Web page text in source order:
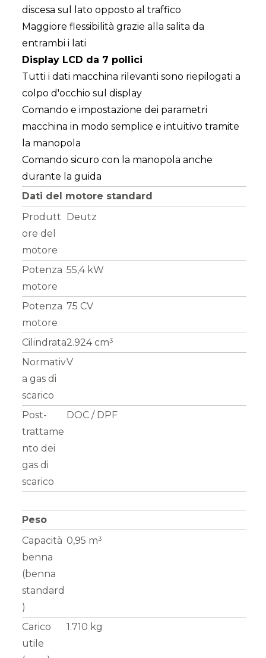
discesa sul lato opposto al traffico
Maggiore flessibilità grazie alla salita da
entrambi i lati
Display LCD da 7 pollici
Tutti i dati macchina rilevanti sono riepilogati a
colpo d'occhio sul display
Comando e impostazione dei parametri
macchina in modo semplice e intuitivo tramite
la manopola
Comando sicuro con la manopola anche
durante la guida
Dati del motore standard
Produtt
ore del
motore
Deutz
Potenza
motore
55,4 kW
Potenza
motore
75 CV
Cilindrata2.924 cm³
Normativ
a gas di
scarico
V
Post-
trattame
nto dei
gas di
scarico
DOC / DPF
Peso
Capacità
benna
(benna
standard
)
0,95 m³
Carico
utile
1.710 kg